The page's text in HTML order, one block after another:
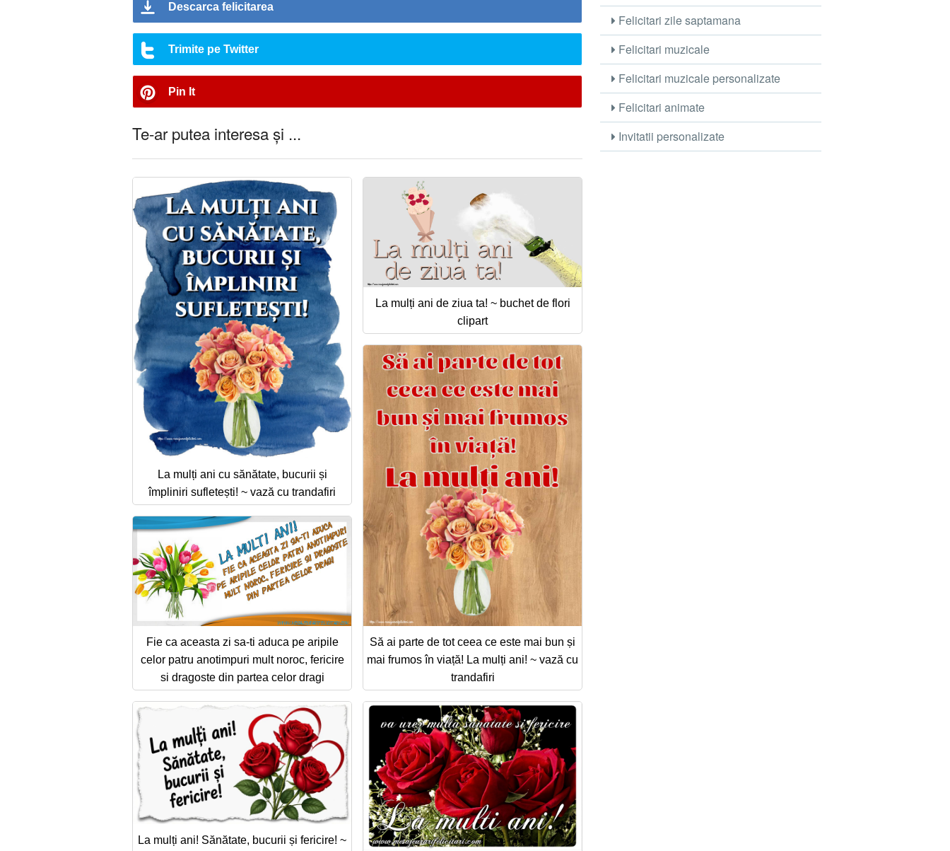
Descarca felicitarea
Trimite pe Twitter
Pin It
Te-ar putea interesa și ...
La mulți ani cu sănătate, bucurii și
împliniri sufletești! ~ vază cu trandafiri
La mulți ani de ziua ta! ~ buchet de flori
clipart
Să ai parte de tot ceea ce este mai bun și
mai frumos în viață! La mulți ani! ~ vază cu
trandafiri
Fie ca aceasta zi sa-ti aduca pe aripile
celor patru anotimpuri mult noroc, fericire
si dragoste din partea celor dragi
La mulți ani! Sănătate, bucurii și fericire! ~
Felicitari zile saptamana
Felicitari muzicale
Felicitari muzicale personalizate
Felicitari animate
Invitatii personalizate